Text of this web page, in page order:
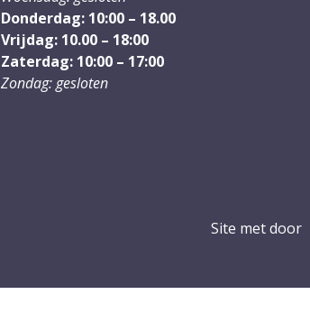
Donderdag: 10:00 – 18.00
Vrijdag: 10.00 – 18:00
Zaterdag: 10:00 – 17:00
Zondag: gesloten
Site metdoor